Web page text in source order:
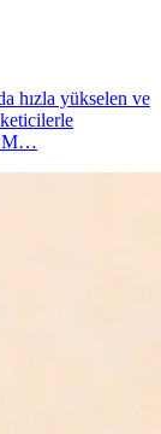
hızla yükselen ve
M…